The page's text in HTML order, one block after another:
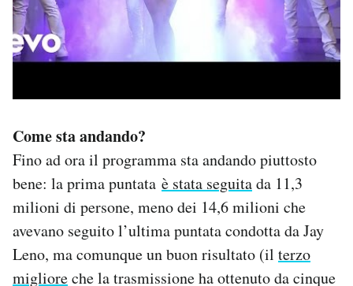
Come sta andando?
Fino ad ora il programma sta andando piuttosto
bene: la prima puntata è stata seguitada 11,3
milioni di persone, meno dei 14,6 milioni che
avevano seguito l’ultima puntata condotta da Jay
Leno, ma comunque un buon risultato (il terzo
miglioreche la trasmissione ha ottenuto da cinque